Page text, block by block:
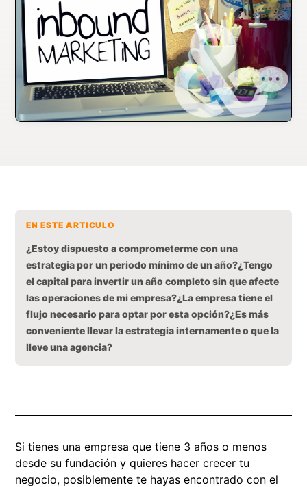
EN ESTE ARTICULO
¿Estoy dispuesto a comprometerme con una
estrategia por un periodo mínimo de un año?¿Tengo
el capital para invertir un año completo sin que afecte
las operaciones de mi empresa?¿La empresa tiene el
flujo necesario para optar por esta opción?¿Es más
conveniente llevar la estrategia internamente o que la
lleve una agencia?
Si tienes una empresa que tiene 3 años o menos
desde su fundación y quieres hacer crecer tu
negocio, posiblemente te hayas encontrado con el